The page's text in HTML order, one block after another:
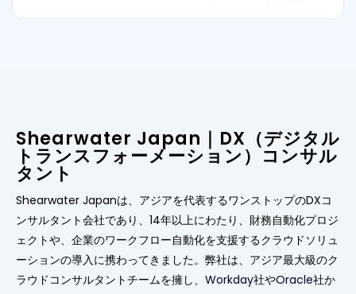
Shearwater Japan｜DX（デジタル
トランスフォーメーション）コンサル
タント
Shearwater Japanは、アジアを代表するワンストップのDXコ
ンサルタント会社であり、14年以上にわたり、財務自動化プロジ
ェクトや、企業のワークフロー自動化を支援するクラウドソリュ
ーションの導入に携わってきました。弊社は、アジア最大級のク
ラウドコンサルタントチームを擁し、 Workday社やOracle社か